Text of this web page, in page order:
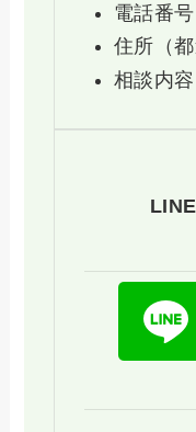
電話番号
住所（都
相談内